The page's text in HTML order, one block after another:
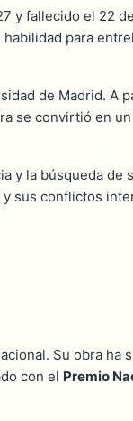
y fallecido el 22
para
de Madrid. A
se convirtió en
y la búsqueda de
sus conflictos
Su obra ha
con el Premio